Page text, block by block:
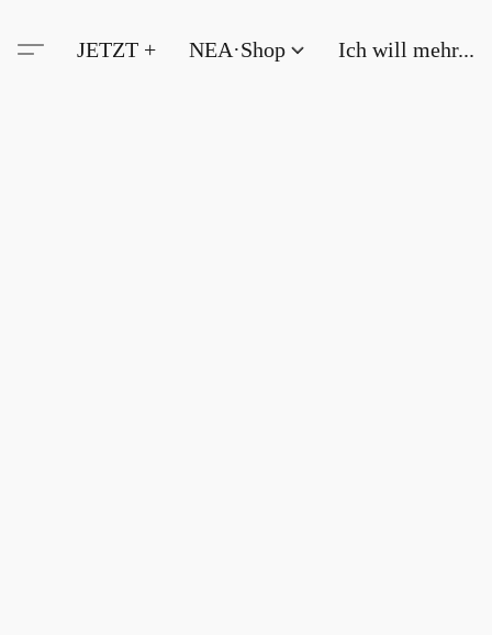
JETZT + NEA·Shop Ich will mehr...